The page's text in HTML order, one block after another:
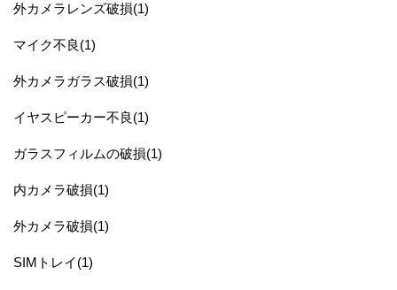
外カメラレンズ破損(1)
マイク不良(1)
外カメラガラス破損(1)
イヤスピーカー不良(1)
ガラスフィルムの破損(1)
内カメラ破損(1)
外カメラ破損(1)
SIMトレイ(1)